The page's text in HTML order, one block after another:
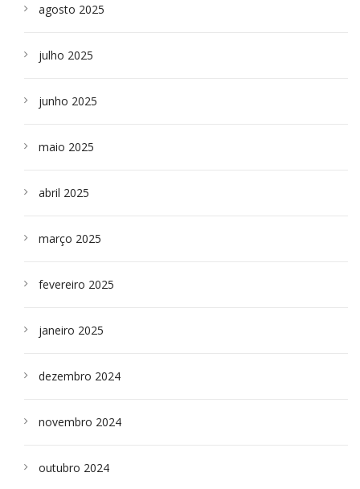
agosto 2025
julho 2025
junho 2025
maio 2025
abril 2025
março 2025
fevereiro 2025
janeiro 2025
dezembro 2024
novembro 2024
outubro 2024